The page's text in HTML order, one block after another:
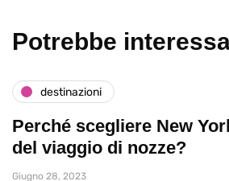
Potrebbe
destinazioni
Perché scegliere New
del viaggio di nozze?
Giugno 28, 2023